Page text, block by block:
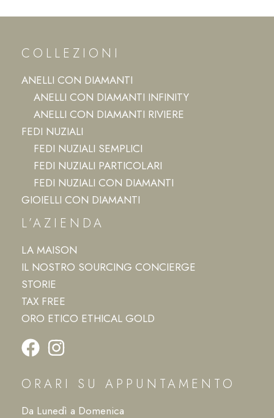
COLLEZIONI
ANELLI CON DIAMANTI
ANELLI CON DIAMANTI INFINITY
ANELLI CON DIAMANTI RIVIERE
FEDI NUZIALI
FEDI NUZIALI SEMPLICI
FEDI NUZIALI PARTICOLARI
FEDI NUZIALI CON DIAMANTI
GIOIELLI CON DIAMANTI
L’AZIENDA
LA MAISON
IL NOSTRO SOURCING CONCIERGE
STORIE
TAX FREE
ORO ETICO ETHICAL GOLD
ORARI SU APPUNTAMENTO
Da Lunedì a Domenica